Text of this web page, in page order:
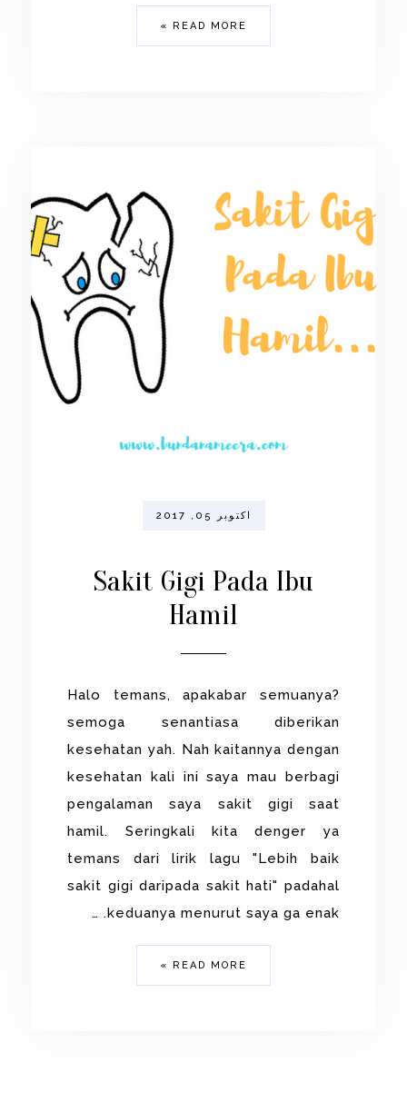
READ MORE »
اکتوبر 05, 2017
Sakit Gigi Pada Ibu
Hamil
Halo temans, apakabar semuanya?
semoga senantiasa diberikan
kesehatan yah. Nah kaitannya dengan
kesehatan kali ini saya mau berbagi
pengalaman saya sakit gigi saat
hamil. Seringkali kita denger ya
temans dari lirik lagu "Lebih baik
sakit gigi daripada sakit hati" padahal
keduanya menurut saya ga enak. …
READ MORE »